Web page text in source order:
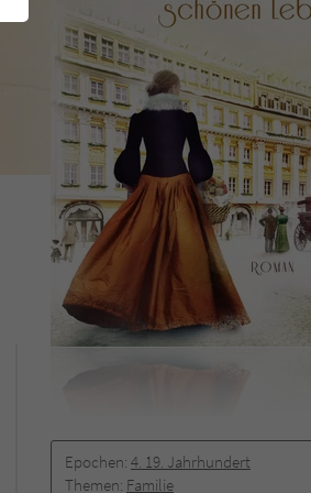
Epochen: 4. 19. Jahrhundert
Themen: Familie